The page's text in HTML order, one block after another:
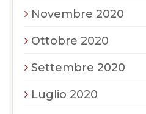
Novembre 2020
Ottobre 2020
Settembre 2020
Luglio 2020